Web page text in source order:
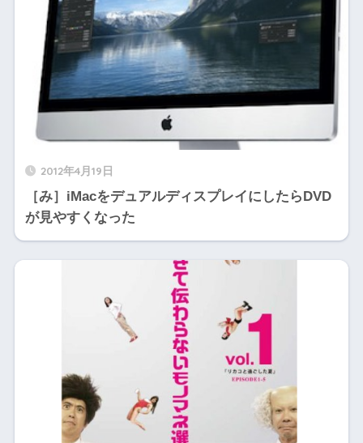
2012年4月19日
［み］iMacをデュアルディスプレイにしたらDVD
が見やすくなった